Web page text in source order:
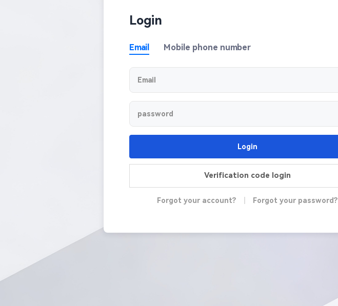
Login
Email Mobile phone number
Login
Verification code login
Forgot your account? Forgot your password?